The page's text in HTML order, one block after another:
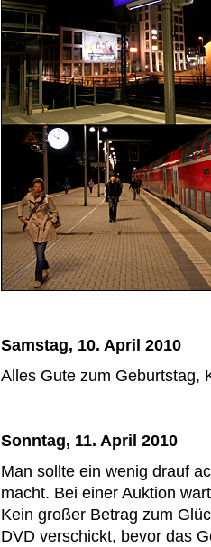
Samstag, 10. April 2010
Alles Gute zum Geburtstag,
Sonntag, 11. April 2010
Man sollte ein wenig drauf
macht. Bei einer Auktion
Kein großer Betrag zum
DVD verschickt, bevor das